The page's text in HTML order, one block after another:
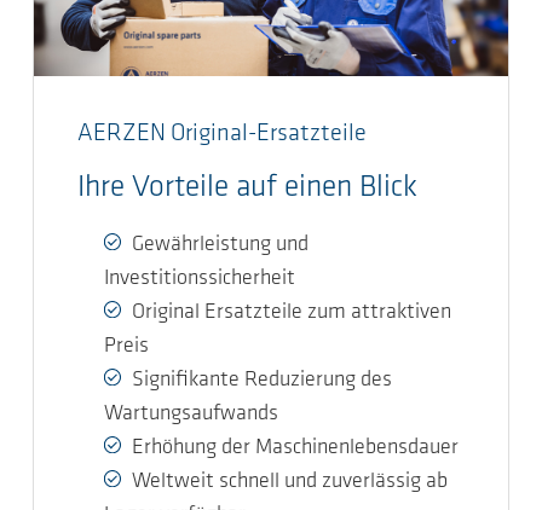
AERZEN Original-Ersatzteile
Ihre Vorteile auf einen Blick
Gewährleistung und
Investitionssicherheit
Original Ersatzteile zum attraktiven
Preis
Signifikante Reduzierung des
Wartungsaufwands
Erhöhung der Maschinenlebensdauer
Weltweit schnell und zuverlässig ab